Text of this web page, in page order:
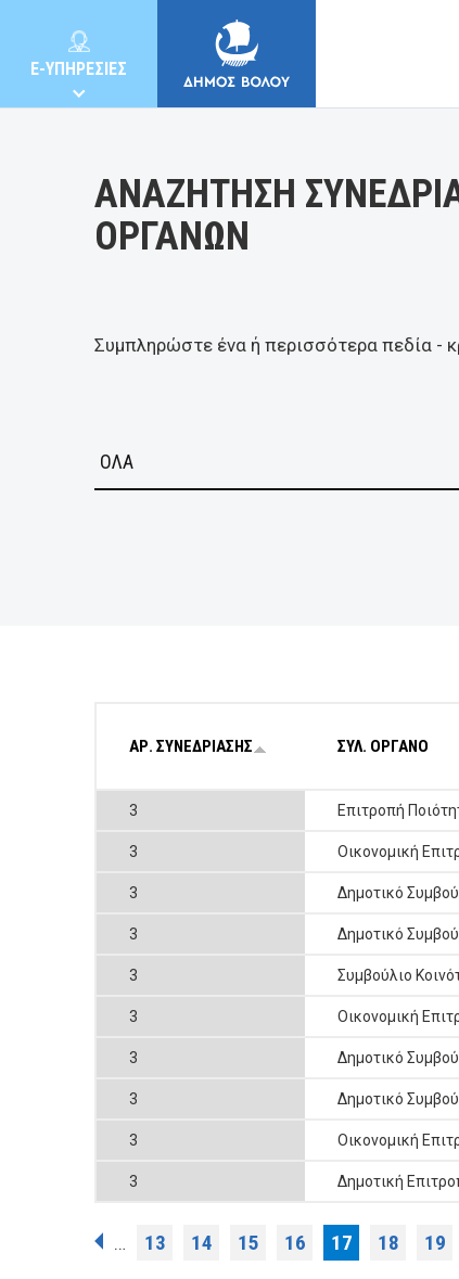
E-ΥΠΗΡΕΣΙΕΣ
ΕΠΙΧΕΙΡΗΣΕΙΣ
ΑΝΑΖΗΤΗΣΗ
ΟΡΓΑΝΩΝ
Συμπληρώστε ένα ή περισσότερα πεδία -
ΑΡ. ΣΥΝΕΔΡΙΑΣΗΣ ΣΥΛ. ΟΡΓΑΝΟ
3 Επιτροπή
3 Οικονομική
3 Δημοτικό
3 Δημοτικό
3 Συμβούλιο
3 Οικονομική
3 Δημοτικό
3 Δημοτικό
3 Οικονομική
3 Δημοτική
Σελίδες
… 13 14 15 16 17 18 19